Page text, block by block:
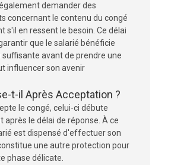
demander des
concernant le contenu du congé
s'il en ressent le besoin. Ce délai
que le salarié bénéficie
avant de prendre une
influencer son avenir
t-il Après Acceptation ?
le congé, celui-ci débute
le délai de réponse. À ce
est dispensé d'effectuer son
une autre protection pour
phase délicate.